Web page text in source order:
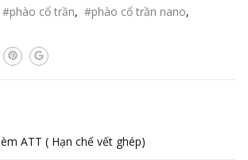
#phào cổ trần, #phào cổ trần nano,
ATT ( Hạn chế vết ghép)